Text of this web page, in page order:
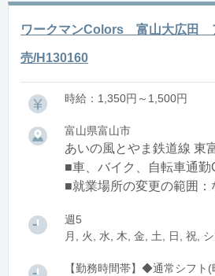
ワークマンColors 富山大広田
売/H130160
時給：1,350円～1,500円
富山県富山市
あいの風とやま鉄道線 東
■車、バイク、自転車通勤
■就業場所の変更の範囲：
週5
月, 火, 水, 木, 金, 土, 日, 祝,
【勤務時間帯】◆通常シフト